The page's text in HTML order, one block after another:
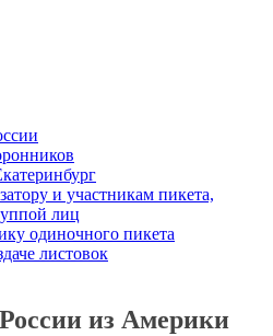
и участникам пикета,
лиц
одиночного пикета
листовок
из Америки